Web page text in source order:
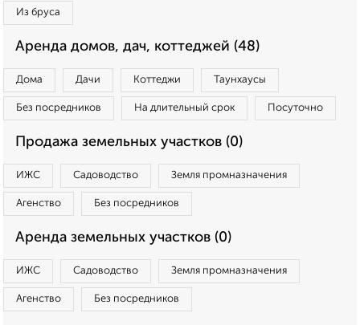
Из бруса
Аренда домов, дач, коттеджей (48)
Дома Дачи Коттеджи Таунхаусы
Без посредников На длительный срок Посуточно
Продажа земельных участков (0)
ИЖС Садоводство Земля промназначения
Агенство Без посредников
Аренда земельных участков (0)
ИЖС Садоводство Земля промназначения
Агенство Без посредников